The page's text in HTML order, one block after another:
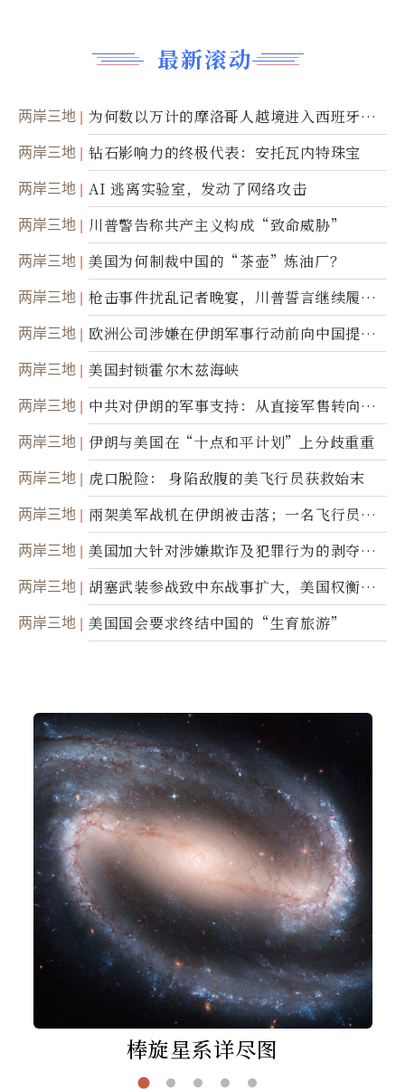
最新滚动
两岸三地
为何数以万计的摩洛哥人越境进入西班牙休
达
两岸三地 钻石影响力的终极代表：安托瓦内特珠宝
两岸三地 AI 逃离实验室，发动了网络攻击
两岸三地 川普警告称共产主义构成“致命威胁”
两岸三地 美国为何制裁中国的“茶壶”炼油厂？
两岸三地
枪击事件扰乱记者晚宴，川普誓言继续履行
职责
两岸三地
欧洲公司涉嫌在伊朗军事行动前向中国提供
美军基地的卫星图像
两岸三地 美国封锁霍尔木兹海峡
两岸三地
中共对伊朗的军事支持：从直接军售转向间
接技术转让
两岸三地 伊朗与美国在“十点和平计划”上分歧重重
两岸三地 虎口脱险： 身陷敌腹的美飞行员获救始末
两岸三地
兩架美军战机在伊朗被击落；一名飞行员失
踪
两岸三地
美国加大针对涉嫌欺诈及犯罪行为的剥夺公
民权力度
两岸三地
胡塞武装参战致中东战事扩大，美国权衡地
面入侵的可能性
两岸三地 美国国会要求终结中国的“生育旅游”
棒旋星系详尽图